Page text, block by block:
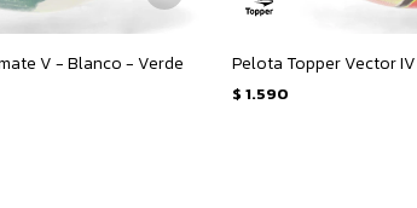
V - Blanco - Verde Pelota Topper Vector
$ 1.590